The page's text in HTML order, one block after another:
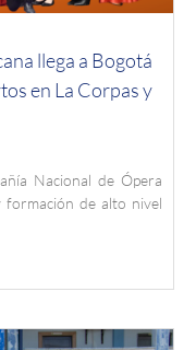
llega a Bogotá
en La Corpas y
Nacional de Ópera
formación de alto nivel